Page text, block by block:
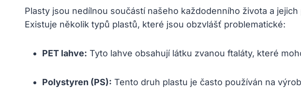
Plasty jsou nedílnou součástí našeho každodenního života a
Existuje několik typů plastů, které jsou obzvlášť problematické:
PET lahve: Tyto lahve obsahují látku zvanou ftaláty, které
Polystyren (PS): Tento druh plastu je často používán na